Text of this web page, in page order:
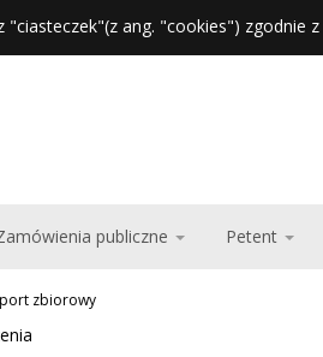
"ciasteczek"(z ang. "cookies") zgodnie z
publiczne Petent
zbiorowy